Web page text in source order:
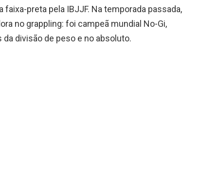
preta pela IBJJF. Na temporada passada,
no grappling: foi campeã mundial No-Gi,
divisão de peso e no absoluto.